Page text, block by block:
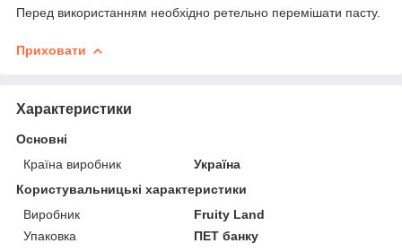
Перед використанням необхідно ретельно перемішати пасту.
Приховати
Характеристики
Основні
Країна виробник
Україна
Користувальницькі характеристики
Виробник
Fruity Land
Упаковка
ПЕТ банку